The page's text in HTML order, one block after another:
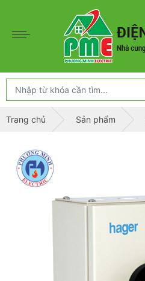
Trang chủ Sản phẩm